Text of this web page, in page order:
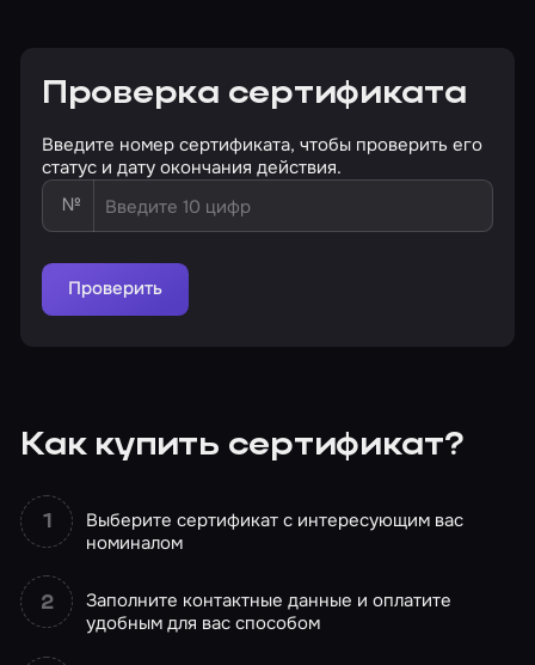
Проверка сертификата
Введите номер сертификата, чтобы проверить его
статус и дату окончания действия.
№
Проверить
Как купить сертификат?
Выберите сертификат с интересующим вас
номиналом
Заполните контактные данные и оплатите
удобным для вас способом